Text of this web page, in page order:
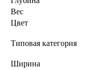
Вес
Цвет
Типовая категория
Ширина